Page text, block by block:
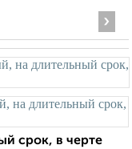
›
срок, в черте